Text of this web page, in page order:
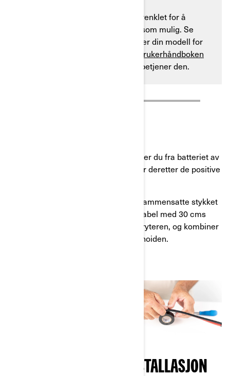
De følgende instruksjonene er forenklet for å
representere så mange kjøretøy som mulig. Se
alltid instruksjonsarket som gjelder din modell for
brukerhåndboken
for instruksjoner om hvordan du betjener den.
Før du gjør noe annet, kobler du fra batteriet av
sikkerhetsgrunner. Forhåndsmonter deretter de positive
Bruk elektrisk teip, ta det sammensatte stykket
og fest det med en negativ batterikabel med 30 cms
mellomrom med start etter strømbryteren, og kombiner
deretter solenoidbraketten og solenoiden.
FORBEREDELSER TIL INSTALLASJON